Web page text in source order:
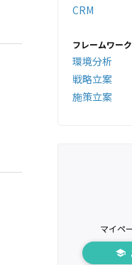
CRM
フレームワーク
環境分析
戦略立案
施策立案
マイペ